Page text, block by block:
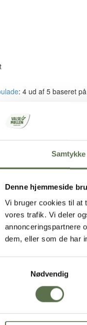
Samtykke
Denne hjemmeside
Vi bruger cookies til at
vores trafik. Vi deler
annonceringspartnere
dem, eller som de har
Nødvendig
: 4 ud af 5 baseret på
ikke denne funktion
(eller andet marmelade)
Glutenfri Melmix